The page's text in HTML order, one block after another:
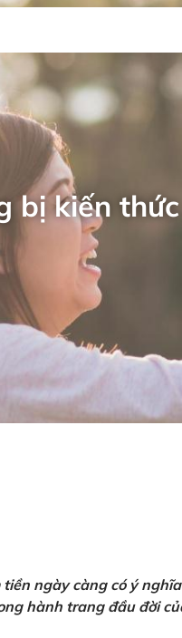
bị kiến thức
ngày càng có ý
hành trang đầu đời